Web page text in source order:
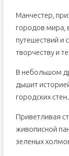
Манчестер,
городов мира,
путешествий и
творчеству и
В небольшом
дышит
городских стен.
Приветливая
живописной
зеленых